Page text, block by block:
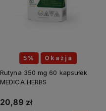
5% Okazja
Rutyna 350 mg 60 kapsułek
MEDICA HERBS
20,89 zł